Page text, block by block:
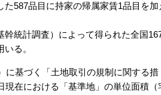
587品目に持家の帰属家賃1品目を加
統計調査）によって得られた全国
る。
基づく「土地取引の規制に関する措
在における「基準地」の単位面積（